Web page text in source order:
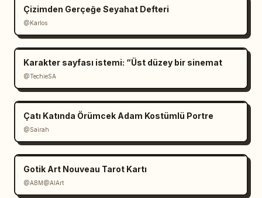
ve perspektifini koruyun.
GÖRSEL KALİTE
Otantik retro oyun estetiği.
Temiz sprite sanatı okunabilirliği.
Tutarlı piksel yoğunluğu.
Çizimden Gerçeğe Seyahat Defteri
@Karlos
Karakter sayfası istemi: “Üst düzey bir sinemat
@TechieSA
Çatı Katında Örümcek Adam Kostümlü Portre
@Sairah
Gotik Art Nouveau Tarot Kartı
@ABM@AIArt